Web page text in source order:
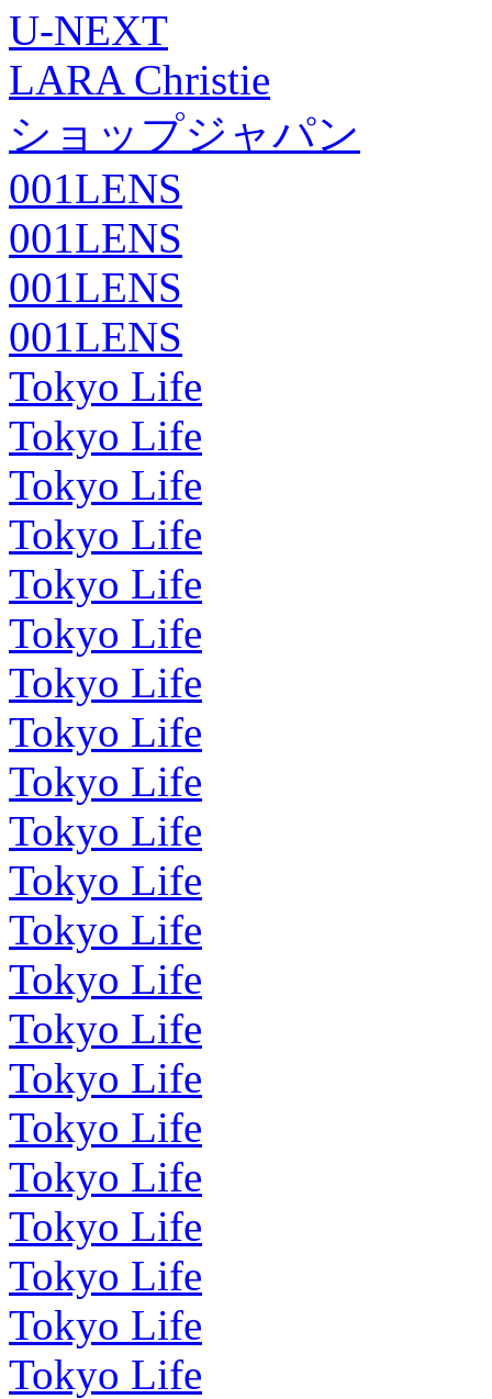
U-NEXT
LARA Christie
ショップジャパン
001LENS
001LENS
001LENS
001LENS
Tokyo Life
Tokyo Life
Tokyo Life
Tokyo Life
Tokyo Life
Tokyo Life
Tokyo Life
Tokyo Life
Tokyo Life
Tokyo Life
Tokyo Life
Tokyo Life
Tokyo Life
Tokyo Life
Tokyo Life
Tokyo Life
Tokyo Life
Tokyo Life
Tokyo Life
Tokyo Life
Tokyo Life